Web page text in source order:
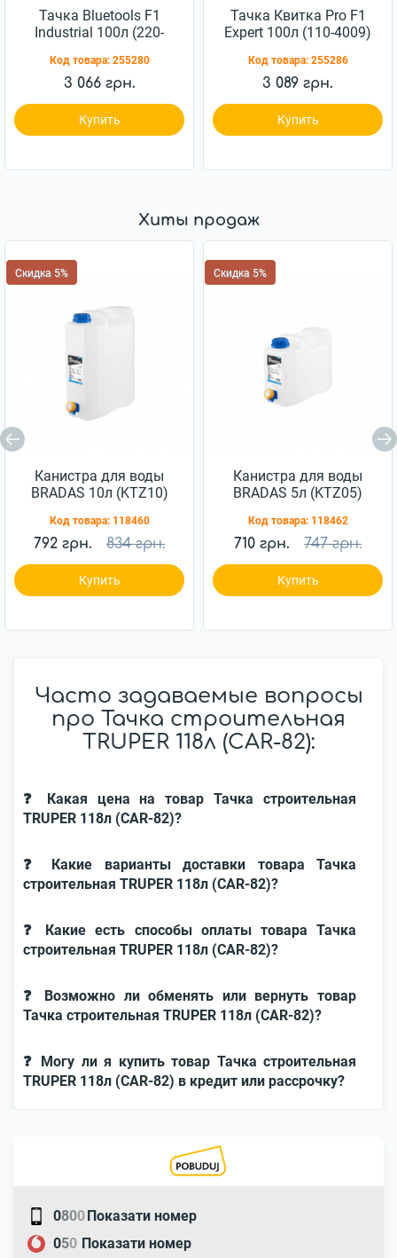
Тачка Bluetools F1
Industrial 100л (220-
Код товара: 255280
3 066 грн.
Купить
Тачка Квитка Pro F1
Expert 100л (110-4009)
Код товара: 255286
3 089 грн.
Купить
Хиты продаж
Скидка 5%
Канистра для воды
BRADAS 10л (KTZ10)
Код товара: 118460
792 грн. 834 грн.
Купить
Скидка 5%
Канистра для воды
BRADAS 5л (KTZ05)
Код товара: 118462
710 грн. 747 грн.
Купить
Часто задаваемые вопросы
про Тачка строительная
TRUPER 118л (CAR-82):
❓ Какая цена на товар Тачка строительная
TRUPER 118л (CAR-82)?
❓ Какие варианты доставки товара Тачка
строительная TRUPER 118л (CAR-82)?
❓ Какие есть способы оплаты товара Тачка
строительная TRUPER 118л (CAR-82)?
❓ Возможно ли обменять или вернуть товар
Тачка строительная TRUPER 118л (CAR-82)?
❓ Могу ли я купить товар Тачка строительная
TRUPER 118л (CAR-82) в кредит или рассрочку?
0800Показати номер
050 Показати номер